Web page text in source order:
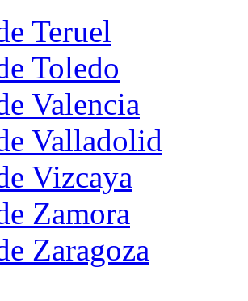
Teruel
Toledo
Valencia
Valladolid
Vizcaya
Zamora
Zaragoza